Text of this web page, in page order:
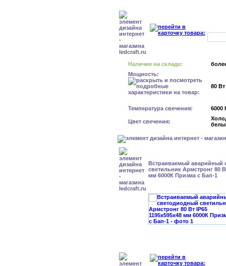
Наличие на складе:
Мощность:
80 Вт
Температура свечения: 6000
Цвет свечения:
Встраиваемый аварийный
светильник Армстронг 80
мм 6000К Призма с Бап-1